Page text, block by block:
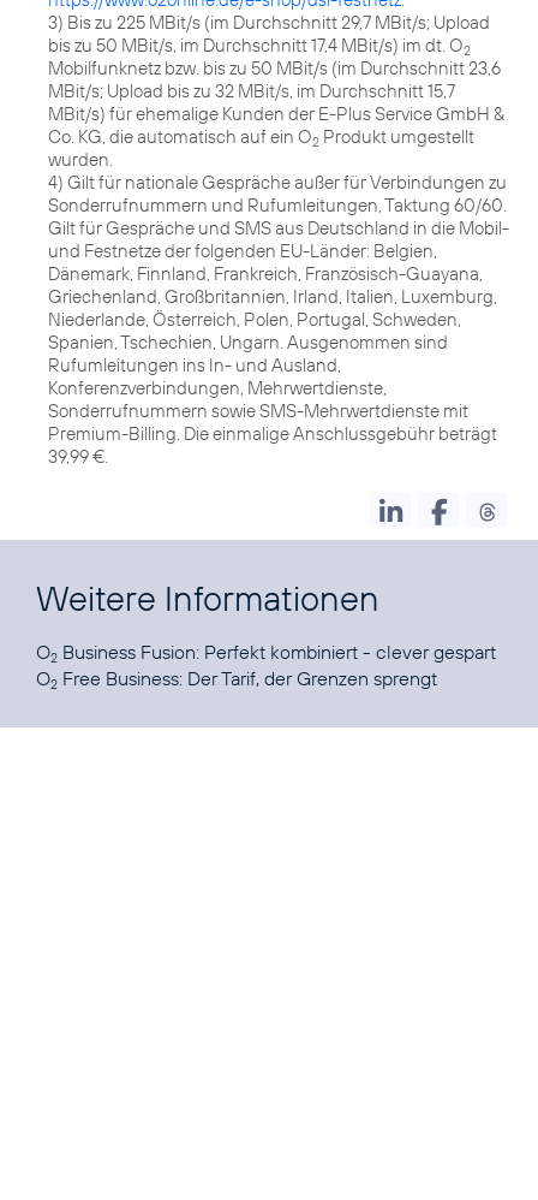
3) Bis zu 225 MBit/s (im Durchschnitt 29,7 MBit/s; Upload
bis zu 50 MBit/s, im Durchschnitt 17,4 MBit/s) im dt. O2
Mobilfunknetz bzw. bis zu 50 MBit/s (im Durchschnitt 23,6
MBit/s; Upload bis zu 32 MBit/s, im Durchschnitt 15,7
MBit/s) für ehemalige Kunden der E-Plus Service GmbH &
Co. KG, die automatisch auf ein O2 Produkt umgestellt
wurden.
4) Gilt für nationale Gespräche außer für Verbindungen zu
Sonderrufnummern und Rufumleitungen, Taktung 60/60.
Gilt für Gespräche und SMS aus Deutschland in die Mobil-
und Festnetze der folgenden EU-Länder: Belgien,
Dänemark, Finnland, Frankreich, Französisch-Guayana,
Griechenland, Großbritannien, Irland, Italien, Luxemburg,
Niederlande, Österreich, Polen, Portugal, Schweden,
Spanien, Tschechien, Ungarn. Ausgenommen sind
Rufumleitungen ins In- und Ausland,
Konferenzverbindungen, Mehrwertdienste,
Sonderrufnummern sowie SMS-Mehrwertdienste mit
Premium-Billing. Die einmalige Anschlussgebühr beträgt
39,99 €.
Weitere Informationen
O2 Business Fusion: Perfekt kombiniert - clever gespart
O2 Free Business: Der Tarif, der Grenzen sprengt